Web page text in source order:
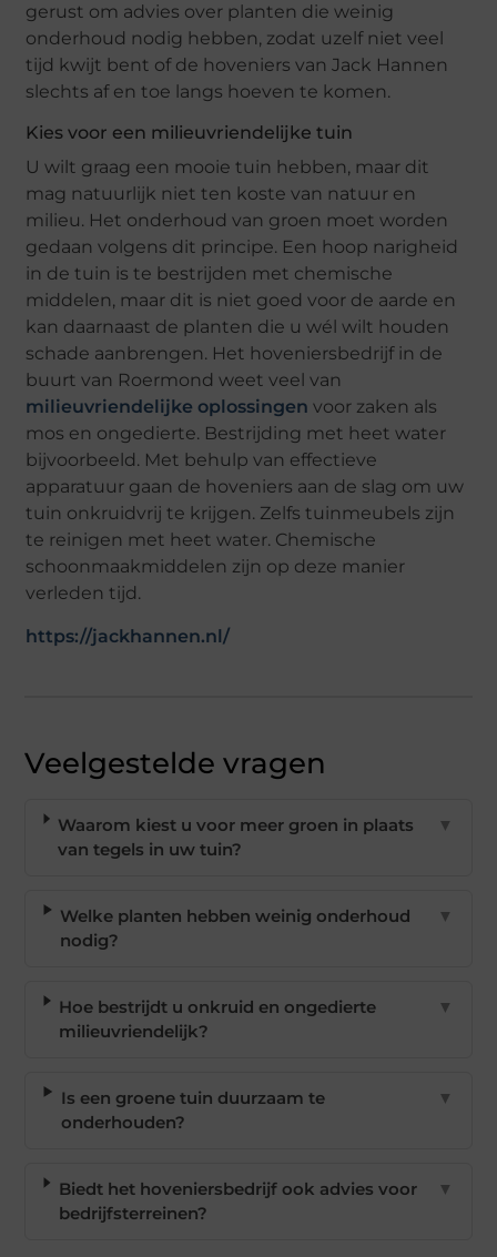
gerust om advies over planten die weinig
onderhoud nodig hebben, zodat uzelf niet veel
tijd kwijt bent of de hoveniers van Jack Hannen
slechts af en toe langs hoeven te komen.
Kies voor een milieuvriendelijke tuin
U wilt graag een mooie tuin hebben, maar dit
mag natuurlijk niet ten koste van natuur en
milieu. Het onderhoud van groen moet worden
gedaan volgens dit principe. Een hoop narigheid
in de tuin is te bestrijden met chemische
middelen, maar dit is niet goed voor de aarde en
kan daarnaast de planten die u wél wilt houden
schade aanbrengen. Het hoveniersbedrijf in de
buurt van Roermond weet veel van
milieuvriendelijke oplossingen voor zaken als
mos en ongedierte. Bestrijding met heet water
bijvoorbeeld. Met behulp van effectieve
apparatuur gaan de hoveniers aan de slag om uw
tuin onkruidvrij te krijgen. Zelfs tuinmeubels zijn
te reinigen met heet water. Chemische
schoonmaakmiddelen zijn op deze manier
verleden tijd.
https://jackhannen.nl/
Veelgestelde vragen
Waarom kiest u voor meer groen in plaats
van tegels in uw tuin?
▼
Welke planten hebben weinig onderhoud
nodig?
▼
Hoe bestrijdt u onkruid en ongedierte
milieuvriendelijk?
▼
Is een groene tuin duurzaam te
onderhouden?
▼
Biedt het hoveniersbedrijf ook advies voor
bedrijfsterreinen?
▼